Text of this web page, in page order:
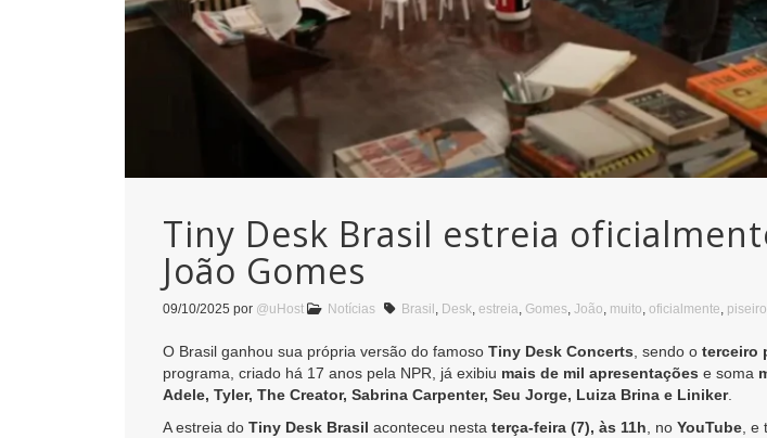
Tiny Desk Brasil estreia
João Gomes
09/10/2025 por @uHost Notícias Brasil , Desk, estreia, Gomes, João, muito, oficialmente, piseiro
O Brasil ganhou sua própria versão do famoso Tiny Desk Concerts, sendo o terceiro
programa, criado há 17 anos pela NPR, já exibiu mais de mil apresentações e soma
Adele, Tyler, The Creator, Sabrina Carpenter, Seu Jorge, Luiza Brina e Liniker.
A estreia do Tiny Desk Brasil aconteceu nesta terça-feira (7), às 11h , no YouTube ,